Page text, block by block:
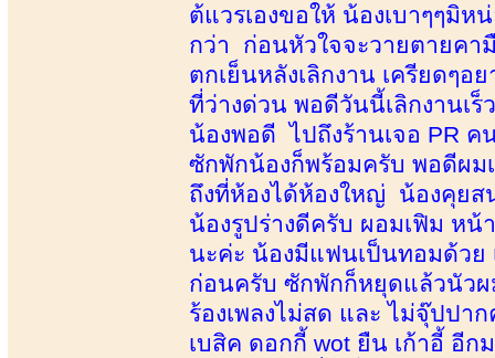
ต้แวรเองขอให้ น้องเบาๆๆมิ
กว่า ก่อนหัวใจจะวายตายคา
ตกเย็นหลังเลิกงาน เครียดๆ
ที่ว่างด่วน พอดีวันนี้เลิกงานเ
น้องพอดี ไปถึงร้านเจอ PR
ซักพักน้องก็พร้อมครับ พอดีผม
ถึงที่ห้องได้ห้องใหญ่ น้องคุย
น้องรูปร่างดีครับ ผอมเฟิม ห
นะค่ะ น้องมีแฟนเป็นทอมด้วย
ก่อนครับ ซักพักก็หยุดแล้วนัวผ
ร้องเพลงไม่สด และ ไม่จุ๊ปปา
เบสิค ดอกกี้ wot ยืน เก้าอี้ อี